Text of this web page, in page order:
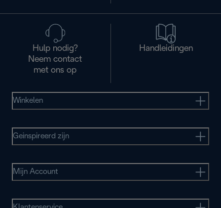
Hulp nodig?
Neem contact
met ons op
Handleidingen
Winkelen
Geinspireerd zijn
Mijn Account